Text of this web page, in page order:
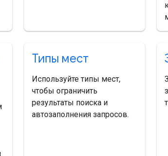
Типы мест
Используйте типы мест,
чтобы ограничить
результаты поиска и
автозаполнения запросов.